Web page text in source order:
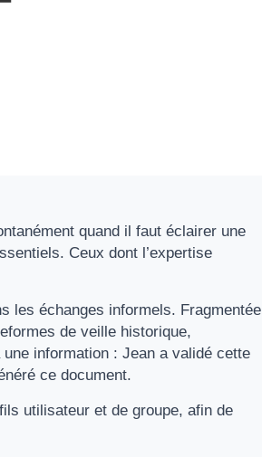
quand il faut éclairer une
Ceux dont l’expertise
les échanges informels. Fragmentée
de veille historique,
une information : Jean a validé cette
ce document.
utilisateur et de groupe, afin de